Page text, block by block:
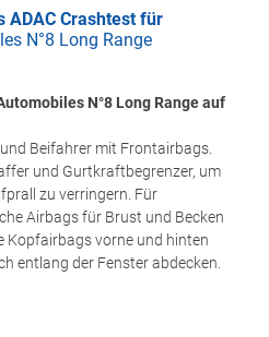
ADAC Crashtest für
N°8 Long Range
N°8 Long Range auf
Beifahrer mit Frontairbags.
und Gurtkraftbegrenzer, um
zu verringern. Für
Airbags für Brust und Becken
Kopfairbags vorne und hinten
entlang der Fenster abdecken.